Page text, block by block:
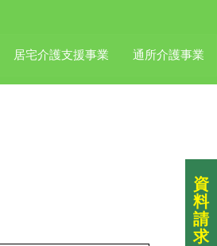
居宅介護支援事業 通所介護事業
資
料
請
求